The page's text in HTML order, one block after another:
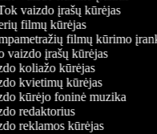
vaizdo įrašų kūrėjas
filmų kūrėjas
filmų kūrimo
vaizdo įrašų kūrėjas
koliažo kūrėjas
kvietimų kūrėjas
kūrėjo foninė muzika
redaktorius
reklamos kūrėjas